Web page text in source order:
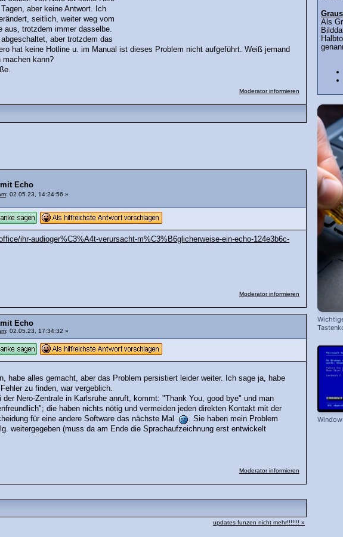
aber keine Antwort. Ich
seitlich, weiter weg vom
aus, trotzdem immer dasselbe.
aber trotzdem das
hat keine Hotline u. im Manual ist dieses Problem nicht aufgeführt. Weiß jemand
machen kann?
Moderator informieren
Echo
: 02.05.23, 14:24:56 »
ihr-audioger%C3%A4t-verursacht-m%C3%B6glicherweise-ein-echo-124e3b6c-
Moderator informieren
Echo
: 02.05.23, 17:34:32 »
habe alles gemacht, aber das Problem persistiert leider weiter. Ich sage ja, habe
zu finden, war vergeblich.
der Nero-Zentrale in Karlsruhe anruft, kommt: "Thank You, good bye" und man
die haben nichts nötig und vermeiden jeden direkten Kontakt mit der
für eine andere Software das nächste Mal
. Sie haben mein Problem
weitergegeben (muss da am Ende die Sprachaufzeichnung erst entwickelt
Moderator informieren
updates funzen nicht mehr!!!!!!! »
Als